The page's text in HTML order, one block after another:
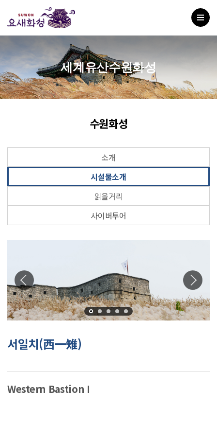
세계유산수원화성
수원화성
소개
시설물소개
읽을거리
사이버투어
서일치(西一雉)
Western Bastion I